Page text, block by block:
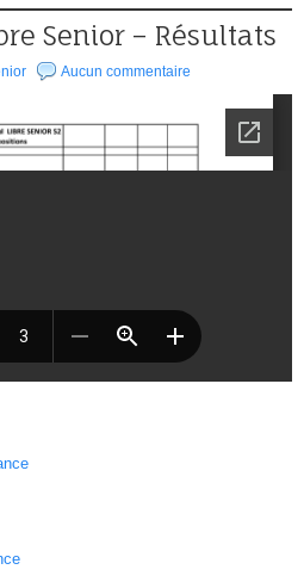
Senior – Résultats
Aucun commentaire